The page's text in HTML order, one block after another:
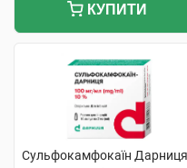
КУПИТИ
Сульфокамфокаїн Дарниця